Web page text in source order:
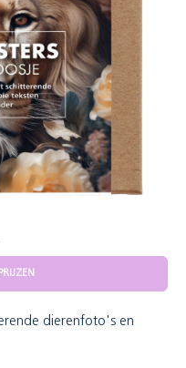
dierenfoto's en